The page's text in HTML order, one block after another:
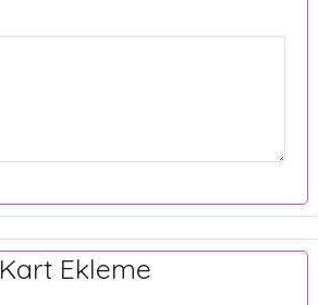
Kart Ekleme